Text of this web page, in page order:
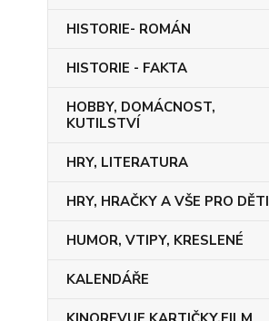
HISTORIE- ROMÁN
HISTORIE - FAKTA
HOBBY, DOMÁCNOST,
KUTILSTVÍ
HRY, LITERATURA
HRY, HRAČKY A VŠE PRO DĚTI
HUMOR, VTIPY, KRESLENÉ
KALENDÁŘE